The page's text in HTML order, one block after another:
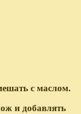
с маслом.
и добавлять